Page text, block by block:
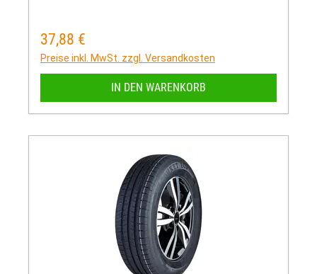
Regulärer Preis:
37,88 €
Preise inkl. MwSt. zzgl. Versandkosten
IN DEN WARENKORB